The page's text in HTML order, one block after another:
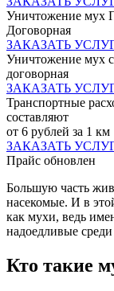
Уничтожение мух
Договорная
ЗАКАЗАТЬ
Уничтожение мух
договорная
ЗАКАЗАТЬ
Транспортные
составляют
от 6 рублей за 1 км
ЗАКАЗАТЬ
Прайс обновлен
Большую часть
насекомые. И в
как мухи, ведь
надоедливые
Кто такие